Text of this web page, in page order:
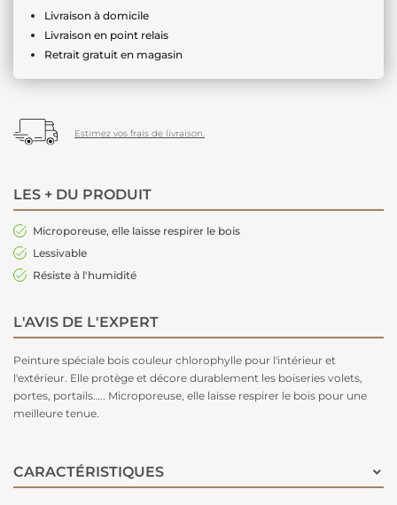
Livraison à domicile
Livraison en point relais
Retrait gratuit en magasin
Estimez vos frais de livraison.
LES + DU PRODUIT
Microporeuse, elle laisse respirer le bois
Lessivable
Résiste à l'humidité
L'AVIS DE L'EXPERT
Peinture spéciale bois couleur chlorophylle pour l'intérieur et
l'extérieur. Elle protège et décore durablement les boiseries volets,
portes, portails….. Microporeuse, elle laisse respirer le bois pour une
meilleure tenue.
CARACTÉRISTIQUES